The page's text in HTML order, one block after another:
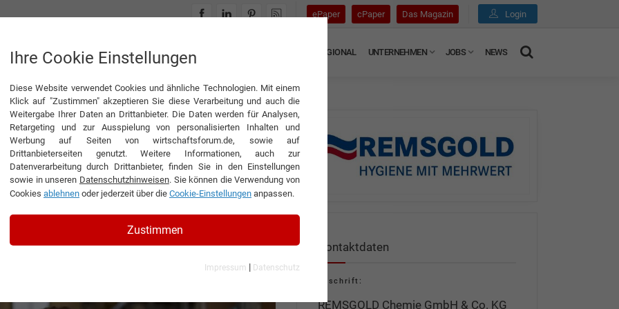
ePaper cPaper Das Magazin Login
INTERVIEWS REGIONAL UNTERNEHMEN JOBS NEWS
nachhaltig: Reinigung im Sinne der Umwelt
Reinigung im
der REMSGOLD Chemie GmbH & Co.
Kontaktdaten
Anschrift:
REMSGOLD Chemie GmbH & Co. KG
Ihre Cookie Einstellungen
Diese Website verwendet Cookies und ähnliche Technologien. Mit einem
Klick auf "Zustimmen" akzeptieren Sie diese Verarbeitung und auch die
Weitergabe Ihrer Daten an Drittanbieter. Die Daten werden für Analysen,
Retargeting und zur Ausspielung von personalisierten Inhalten und
Werbung auf Seiten von wirtschaftsforum.de, sowie auf
Drittanbieterseiten genutzt. Weitere Informationen, auch zur
Datenverarbeitung durch Drittanbieter, finden Sie in den Einstellungen
sowie in unseren Datenschutzhinweisen. Sie können die Verwendung von
Cookies ablehnen oder jederzeit über die Cookie-Einstellungen anpassen.
Zustimmen
Impressum | Datenschutz